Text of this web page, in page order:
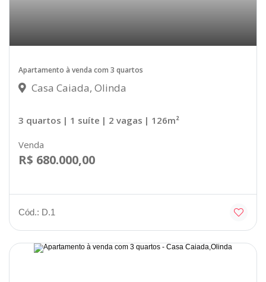
Apartamento à venda com 3 quartos
Casa Caiada, Olinda
3 quartos | 1 suíte | 2 vagas | 126m²
Venda
R$ 680.000,00
Cód.: D.1